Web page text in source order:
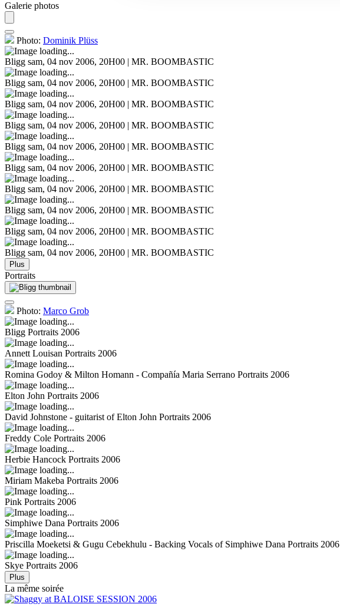
Galerie photos
Photo: Dominik Plüss
Bligg sam, 04 nov 2006, 20H00 | MR. BOOMBASTIC
Bligg sam, 04 nov 2006, 20H00 | MR. BOOMBASTIC
Bligg sam, 04 nov 2006, 20H00 | MR. BOOMBASTIC
Bligg sam, 04 nov 2006, 20H00 | MR. BOOMBASTIC
Bligg sam, 04 nov 2006, 20H00 | MR. BOOMBASTIC
Bligg sam, 04 nov 2006, 20H00 | MR. BOOMBASTIC
Bligg sam, 04 nov 2006, 20H00 | MR. BOOMBASTIC
Bligg sam, 04 nov 2006, 20H00 | MR. BOOMBASTIC
Bligg sam, 04 nov 2006, 20H00 | MR. BOOMBASTIC
Bligg sam, 04 nov 2006, 20H00 | MR. BOOMBASTIC
Plus
Portraits
Photo: Marco Grob
Bligg Portraits 2006
Annett Louisan Portraits 2006
Romina Godoy & Milton Homann - Compañía Maria Serrano Portraits 2006
Elton John Portraits 2006
David Johnstone - guitarist of Elton John Portraits 2006
Freddy Cole Portraits 2006
Herbie Hancock Portraits 2006
Miriam Makeba Portraits 2006
Pink Portraits 2006
Simphiwe Dana Portraits 2006
Priscilla Moeketsi & Gugu Cebekhulu - Backing Vocals of Simphiwe Dana Portraits 2006
Skye Portraits 2006
Plus
La même soirée